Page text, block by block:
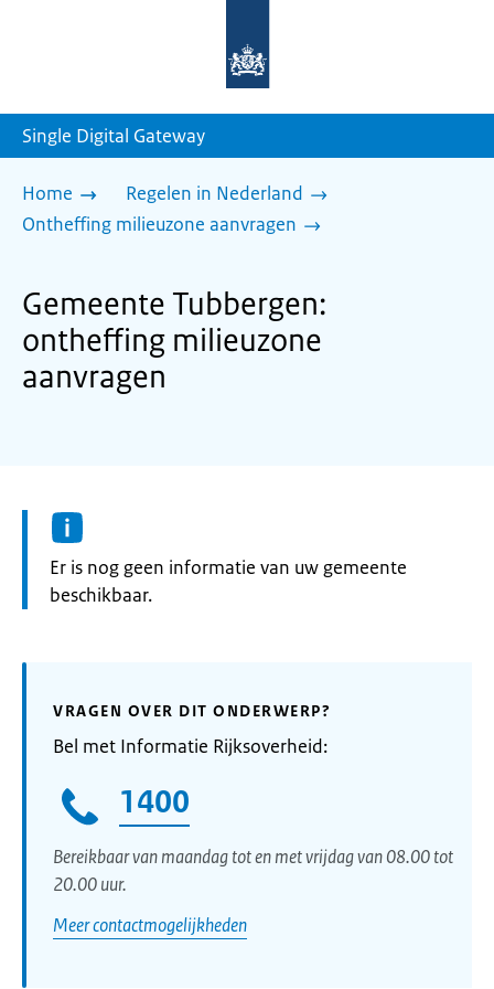
homepage
Single Digital Gateway
Home
Regelen in Nederland
Ontheffing milieuzone aanvragen
Gemeente Tubbergen:
ontheffing milieuzone
aanvragen
Informatie:
Er is nog geen informatie van uw gemeente
beschikbaar.
VRAGEN OVER DIT ONDERWERP?
Bel met Informatie Rijksoverheid:
1400
Bereikbaar van maandag tot en met vrijdag van 08.00 tot
20.00 uur.
Meer contactmogelijkheden